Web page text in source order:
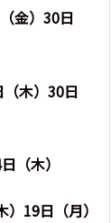
金）30日
木）30日
（木）
19日（月）